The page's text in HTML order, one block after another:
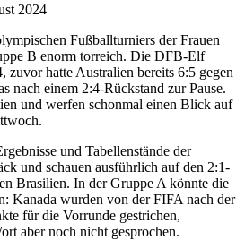
2024
Fußballturniers der Frauen
B enorm torreich. Die DFB-Elf
zuvor hatte Australien bereits 6:5 gegen
nach einem 2:4-Rückstand zur Pause.
und werfen schonmal einen Blick auf
und Tabellenstände der
und schauen ausführlich auf den 2:1-
Brasilien. In der Gruppe A könnte die
Kanada wurden von der FIFA nach der
für die Vorrunde gestrichen,
aber noch nicht gesprochen.